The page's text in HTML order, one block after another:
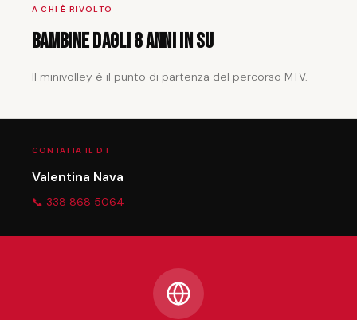
A CHI È RIVOLTO
Bambine dagli 8 anni in su
Il minivolley è il punto di partenza del percorso MTV.
CONTATTA IL DT
Valentina Nava
📞 338 868 5064